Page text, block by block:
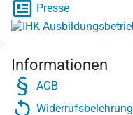
Presse
Informationen
AGB
Widerrufsbelehrung